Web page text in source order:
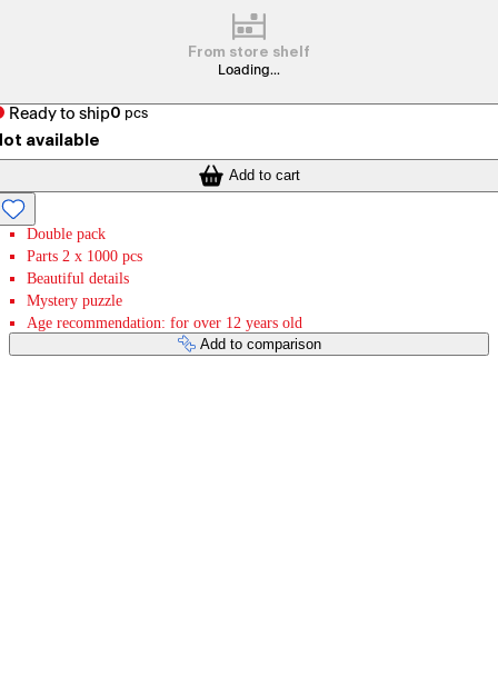
From store shelf
Loading...
Ready to ship0 pcs
available
Add to cart
Double pack
Parts 2 x 1000 pcs
Beautiful details
Mystery puzzle
Age recommendation: for over 12 years old
Add to comparison